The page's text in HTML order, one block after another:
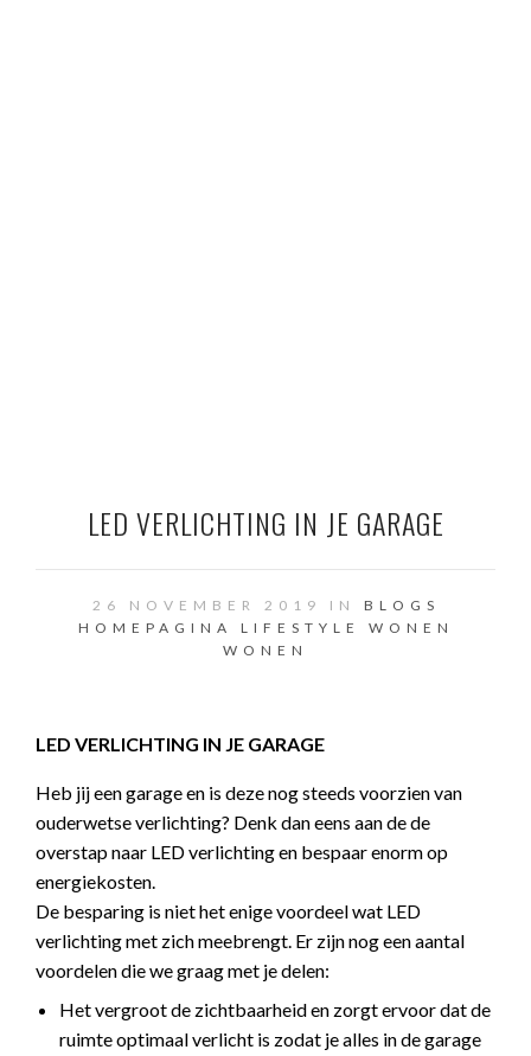
LED VERLICHTING IN JE GARAGE
26 NOVEMBER 2019 IN BLOGS
HOMEPAGINA
LIFESTYLE
WONEN
WONEN
LED VERLICHTING IN JE GARAGE
Heb jij een garage en is deze nog steeds voorzien van
ouderwetse verlichting? Denk dan eens aan de de
overstap naar LED verlichting en bespaar enorm op
energiekosten.
De besparing is niet het enige voordeel wat LED
verlichting met zich meebrengt. Er zijn nog een aantal
voordelen die we graag met je delen:
Het vergroot de zichtbaarheid en zorgt ervoor dat de
ruimte optimaal verlicht is zodat je alles in de garage